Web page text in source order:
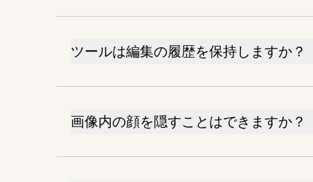
ツールは編集の履歴を保持しますか？
画像内の顔を隠すことはできますか？